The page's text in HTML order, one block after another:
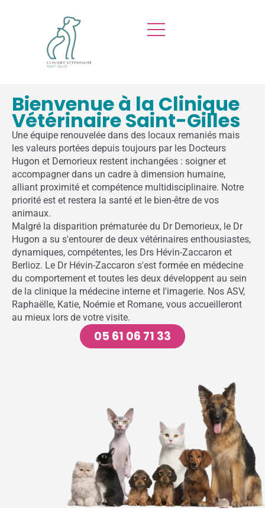
Bienvenue à la Clinique
Vétérinaire Saint-Gilles
Une équipe renouvelée dans des locaux remaniés mais
les valeurs portées depuis toujours par les Docteurs
Hugon et Demorieux restent inchangées : soigner et
accompagner dans un cadre à dimension humaine,
alliant proximité et compétence multidisciplinaire. Notre
priorité est et restera la santé et le bien-être de vos
animaux.
Malgré la disparition prématurée du Dr Demorieux, le Dr
Hugon a su s'entourer de deux vétérinaires enthousiastes,
dynamiques, compétentes, les Drs Hévin-Zaccaron et
Berlioz. Le Dr Hévin-Zaccaron s'est formée en médecine
du comportement et toutes les deux développent au sein
de la clinique la médecine interne et l'imagerie. Nos ASV,
Raphaëlle, Katie, Noémie et Romane, vous accueilleront
au mieux lors de votre visite.
05 61 06 71 33